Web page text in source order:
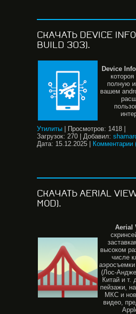
СКАЧАТЬ DEVICE
BUILD 303).
Device Info
полную
вашем
Утилиты
Просмотров: 1418
Загрузок: 270 Добавил:
Дата: 15.12.2025 Комментарии
СКАЧАТЬ AERIAL
MOD).
Aerial
высоком
числе
(Лос-
Китай и т.
пейзажи,
МКС и
видео,